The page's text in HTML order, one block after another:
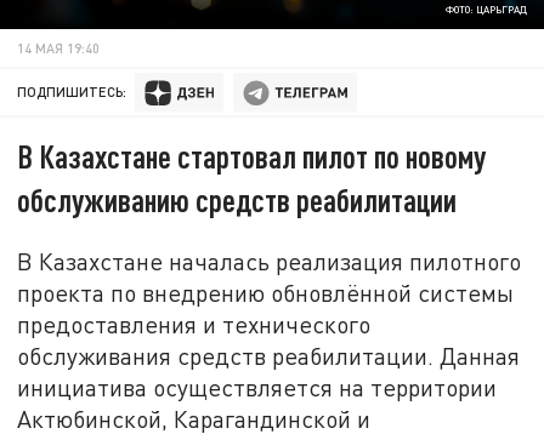
ФОТО: ЦАРЬГРАД
14 МАЯ 19:40
ПОДПИШИТЕСЬ:
В Казахстане стартовал пилот по новому
обслуживанию средств реабилитации
В Казахстане началась реализация пилотного
проекта по внедрению обновлённой системы
предоставления и технического
обслуживания средств реабилитации. Данная
инициатива осуществляется на территории
Актюбинской, Карагандинской и